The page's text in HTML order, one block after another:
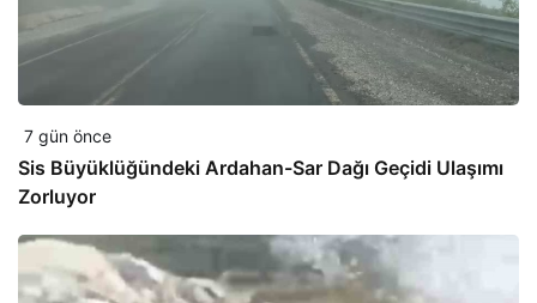
7 gün önce
Sis Büyüklüğündeki Ardahan-Sar Dağı Geçidi Ulaşımı
Zorluyor